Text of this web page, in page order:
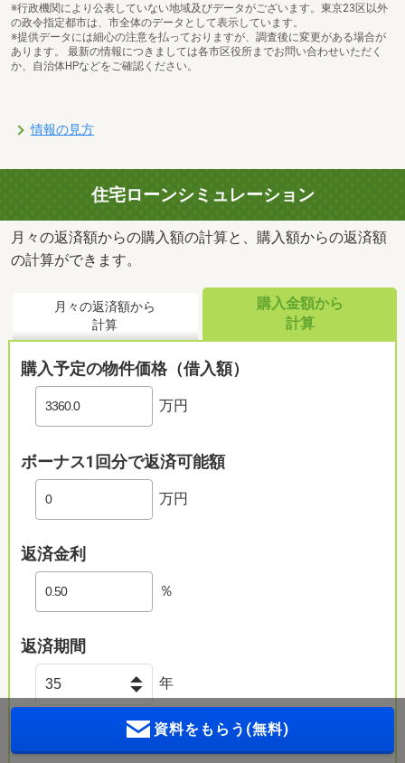
※行政機関により公表していない地域及びデータがございます。東京23区以外
の政令指定都市は、市全体のデータとして表示しています。
※提供データには細心の注意を払っておりますが、調査後に変更がある場合が
あります。 最新の情報につきましては各市区役所までお問い合わせいただく
か、自治体HPなどをご確認ください。
情報の見方
住宅ローンシミュレーション
月々の返済額からの購入額の計算と、購入額からの返済額
の計算ができます。
月々の返済額から
計算
購入金額から
計算
購入予定の物件価格（借入額）
万円
ボーナス1回分で返済可能額
万円
返済金利
％
返済期間
年
詳細条件を設定する
資料をもらう(無料)